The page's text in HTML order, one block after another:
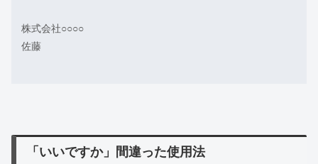
株式会社○○○○
佐藤
「いいですか」間違った使用法